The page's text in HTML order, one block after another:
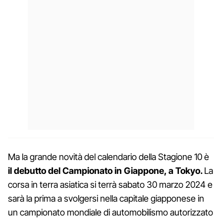
Ma la grande novità del calendario della Stagione 10 è
il debutto del Campionato in Giappone, a Tokyo.La
corsa in terra asiatica si terrà sabato 30 marzo 2024 e
sarà la prima a svolgersi nella capitale giapponese in
un campionato mondiale di automobilismo autorizzato